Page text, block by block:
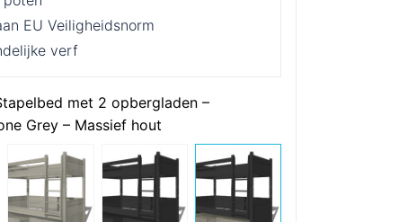
EU Veiligheidsnorm
verf
met 2 opbergladen –
Grey – Massief hout